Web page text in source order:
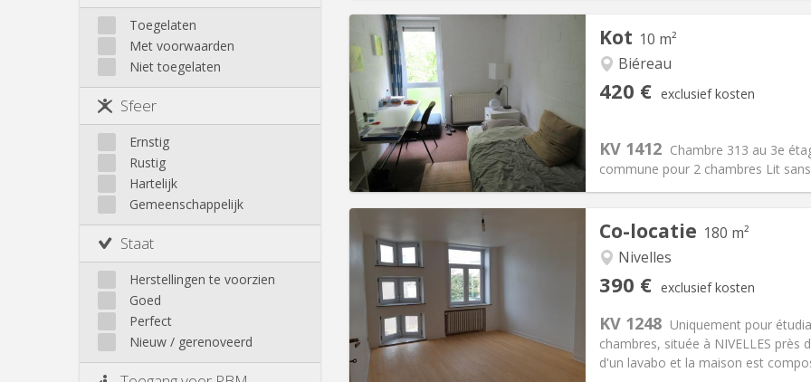
L'Hocaille
La Baraque
Lauzelle
Les Bruyères
Genappe
Mont-Saint-Guibert
Nivelles
Ottignies
Rixensart
Walhain
Wavre
Buiten Louvain-La-Neuve
Toegelaten
Met voorwaarden
Niet toegelaten
Sfeer
Ernstig
Rustig
Hartelijk
Gemeenschappelijk
Staat
Herstellingen te voorzien
Goed
Perfect
Nieuw / gerenoveerd
Kot 10 m²
Biéreau
420 € exclusief kosten
KV 1412 Chambre 313 au 3e
commune pour 2 chambres Lit
Praktische Informatie
Huur:420 €
Kosten:80 €
Duur:12 maanden
Domiciliëring: Nee
Inrichting
Oppervlakte:10 m2
Co-locatie 180 m²
Nivelles
390 € exclusief kosten
KV 1248 Uniquement pour
chambres, située à NIVELLES près
d'un lavabo et la maison est
Praktische Informatie
Huur: 390 €
Kosten:75 €
Duur:12 maanden
Domiciliëring: Met voorwaarden
Inrichting
Badkamer:Gemeenschappelijk
Oppervlakte:180 m2